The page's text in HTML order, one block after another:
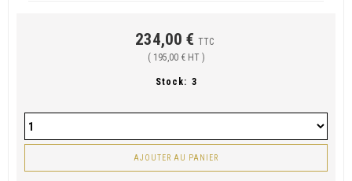
234,00 € TTC
( 195,00 € HT )
Stock: 3
AJOUTER AU PANIER